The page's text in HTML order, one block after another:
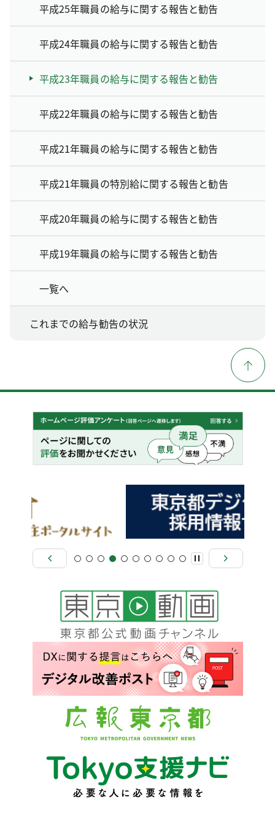
平成25年職員の給与に関する報告と勧告
平成24年職員の給与に関する報告と勧告
平成23年職員の給与に関する報告と勧告
平成22年職員の給与に関する報告と勧告
平成21年職員の給与に関する報告と勧告
平成21年職員の特別給に関する報告と勧告
平成20年職員の給与に関する報告と勧告
平成19年職員の給与に関する報告と勧告
一覧へ
これまでの給与勧告の状況